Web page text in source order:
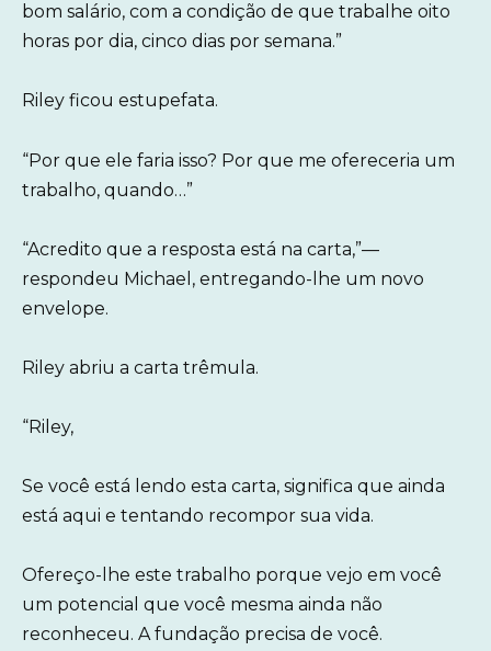
bom salário, com a condição de que trabalhe oito
horas por dia, cinco dias por semana.”
Riley ficou estupefata.
“Por que ele faria isso? Por que me ofereceria um
trabalho, quando…”
“Acredito que a resposta está na carta,”—
respondeu Michael, entregando-lhe um novo
envelope.
Riley abriu a carta trêmula.
“Riley,
Se você está lendo esta carta, significa que ainda
está aqui e tentando recompor sua vida.
Ofereço-lhe este trabalho porque vejo em você
um potencial que você mesma ainda não
reconheceu. A fundação precisa de você.